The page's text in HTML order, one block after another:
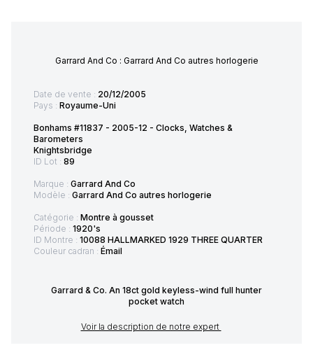
Garrard And Co : Garrard And Co autres horlogerie
Date de vente : 20/12/2005
Pays : Royaume-Uni
Bonhams #11837 - 2005-12 - Clocks, Watches &
Barometers
Knightsbridge
ID Lot : 89
Marque : Garrard And Co
Modèle : Garrard And Co autres horlogerie
Catégorie : Montre à gousset
Période : 1920's
ID Montre : 10088 HALLMARKED 1929 THREE QUARTER
Couleur cadran : Émail
Garrard & Co. An 18ct gold keyless-wind full hunter
pocket watch
Voir la description de notre expert